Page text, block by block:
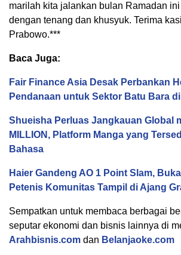
marilah kita jalankan bulan Ramadan
dengan tenang dan khusyuk. Terima
Prabowo.***
Baca Juga:
Fair Finance Asia Desak Perbankan
Pendanaan untuk Sektor Batu Bara di
Shueisha Perluas Jangkauan Global
MILLION, Platform Manga yang
Bahasa
Haier Gandeng AO 1 Point Slam,
Petenis Komunitas Tampil di Ajang
Sempatkan untuk membaca berbagai
seputar ekonomi dan bisnis lainnya di
Arahbisnis.com dan Belanjaoke.com